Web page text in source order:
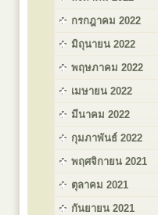
กรกฎาคม 2022
มิถุนายน 2022
พฤษภาคม 2022
เมษายน 2022
มีนาคม 2022
กุมภาพันธ์ 2022
พฤศจิกายน 2021
ตุลาคม 2021
กันยายน 2021